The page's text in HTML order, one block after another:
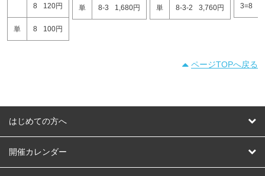
8
120円
単 8 100円
単 8-3 1,680円 単 8-3-2 3,760円
3=8
ページTOPへ戻る
はじめての方へ
はじめての方へ
開催カレンダー